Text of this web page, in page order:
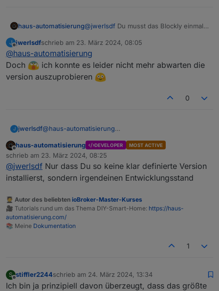
haus-automatisierung@jwerlsdf Du musst das Blockly einmal
generierte Code hat sich geändert
PS: Wie kommst Du überhaupt an die
neue Version? Da die Tests fehlschlagen
ist die Version ja nicht auf npm.
Hoffentlich nicht über GitHub installiert
😉
J
Offline
jwerlsdfschrieb am 23. März 2024, 08:05
zuletzt editiert von
@haus-automatisierung
Doch
ich konnte es leider nicht mehr abwarten die
version auszuprobieren
0
J jwerlsdf@haus-automatisierung
die version auszuprobieren
Offline
haus-automatisierung DEVELOPER MOST ACTIVE
schrieb am 23. März 2024, 08:25
zuletzt editiert von
@jwerlsdf Nur dass Du so keine klar definierte Version
installierst, sondern irgendeinen Entwicklungsstand
🧑‍🎓 Autor des beliebten ioBroker-Master-Kurses
🎥 Tutorials rund um das Thema DIY-Smart-Home: https://haus-
automatisierung.com/
📚 Meine Dokumentation
1
S
Offline
stiffler2244schrieb am 24. März 2024, 13:34
zuletzt editiert von
Ich bin ja prinzipiell davon überzeugt, dass das größte